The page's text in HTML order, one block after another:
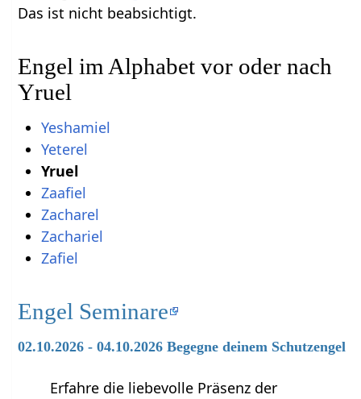
Das ist nicht beabsichtigt.
Engel im Alphabet vor oder nach
Yruel
Yeshamiel
Yeterel
Yruel
Zaafiel
Zacharel
Zachariel
Zafiel
Engel Seminare
02.10.2026 - 04.10.2026 Begegne deinem Schutzengel
Erfahre die liebevolle Präsenz der